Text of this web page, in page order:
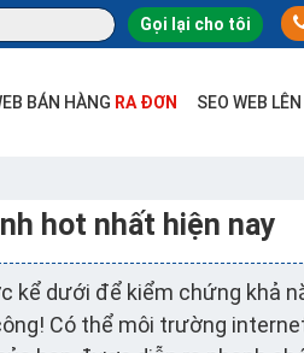
Gọi lại cho tôi
BÁN HÀNG RA ĐƠN SEO WEB LÊN
hot nhất hiện nay
kể dưới để kiểm chứng khả
Có thể môi trường